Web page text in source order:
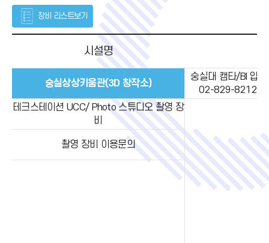
장비 리스트보기
시설명
숭실상상키움관(3D 창작소)
테크스테이션 UCC/ Photo 스튜디오 촬영 장
비
촬영 장비 이용문의
숭실대 캠타/BI 입
02-829-8212,